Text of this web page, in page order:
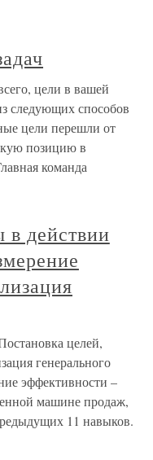
цели в вашей
следующих способов
цели перешли от
позицию в
команда
в действии
целей,
генерального
эффективности –
машине продаж,
11 навыков.